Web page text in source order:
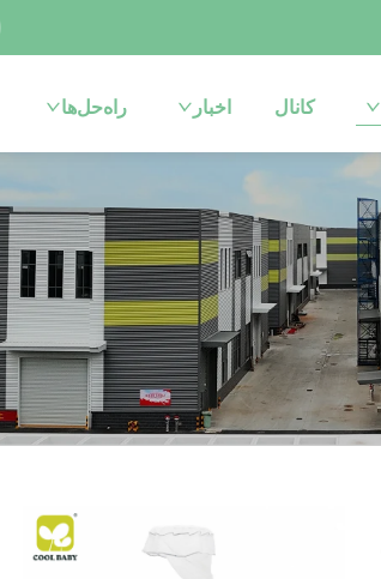
کانال اخبار راه‌حل‌ها